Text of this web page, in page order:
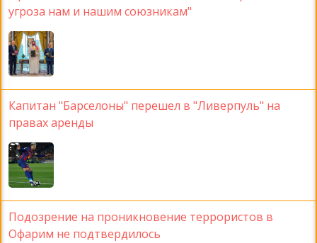
угроза нам и нашим союзникам"
Капитан "Барселоны" перешел в "Ливерпуль" на
правах аренды
Подозрение на проникновение террористов в
Офарим не подтвердилось